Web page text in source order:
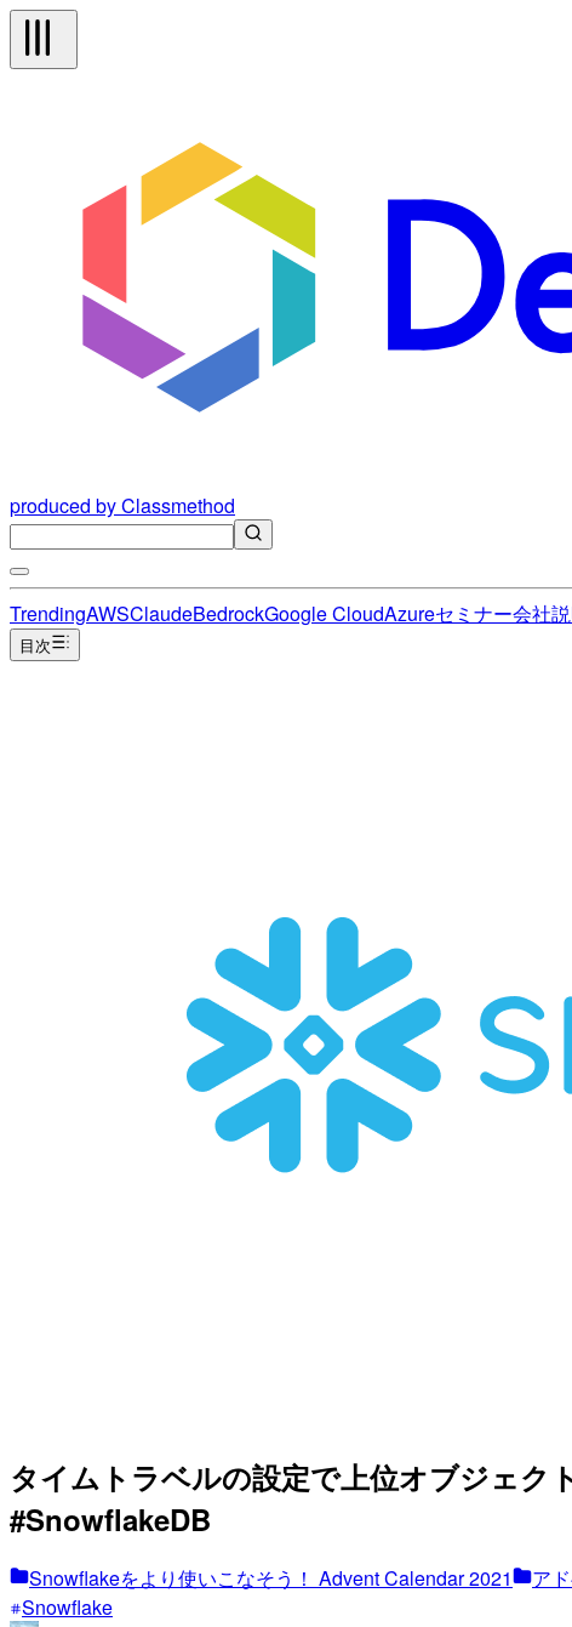
produced by Classmethod
TrendingAWSClaudeBedrockGoogle CloudAzureセミナー会社
目次
タイムトラベルの設定で上位オブジェク
#SnowflakeDB
Snowflakeをより使いこなそう！ Advent Calendar 2021 ア
Snowflake